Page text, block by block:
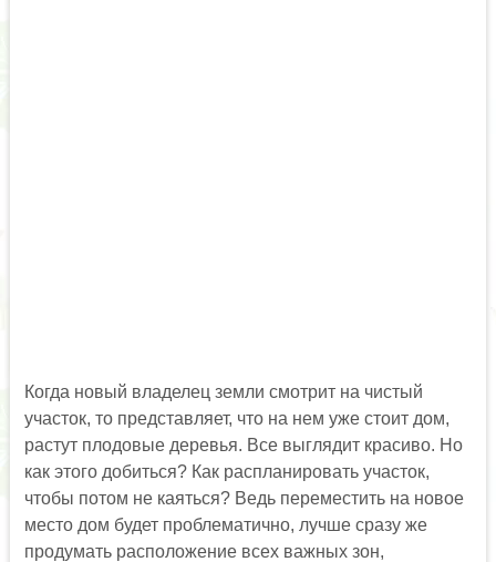
Когда новый владелец земли смотрит на чистый
участок, то представляет, что на нем уже стоит дом,
растут плодовые деревья. Все выглядит красиво. Но
как этого добиться? Как распланировать участок,
чтобы потом не каяться? Ведь переместить на новое
место дом будет проблематично, лучше сразу же
продумать расположение всех важных зон,